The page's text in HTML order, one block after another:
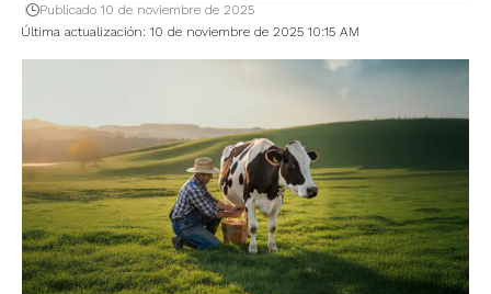
Última actualización: 10 de noviembre de 2025 10:15 AM
Publicado 10 de noviembre de 2025